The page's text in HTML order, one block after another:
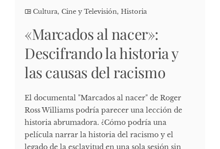
Cultura, Cine y Televisión, Historia
«Marcados al nacer»:
Descifrando la historia y
las causas del racismo
El documental "Marcados al nacer" de Roger
Ross Williams podría parecer una lección de
historia abrumadora. ¿Cómo podría una
película narrar la historia del racismo y el
legado de la esclavitud en una sola sesión sin